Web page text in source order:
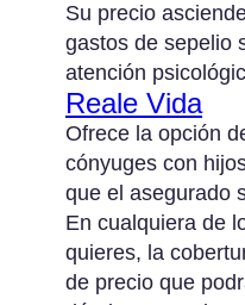
Su precio
gastos de sepelio
atención
Reale Vida
Ofrece la opción
cónyuges con
que el asegurado
En cualquiera de
quieres, la
de precio que